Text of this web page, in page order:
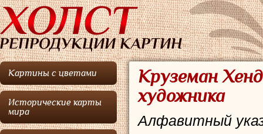
Картины с цветами
Исторические карты
мира
Круземан
художника
Алфавитный